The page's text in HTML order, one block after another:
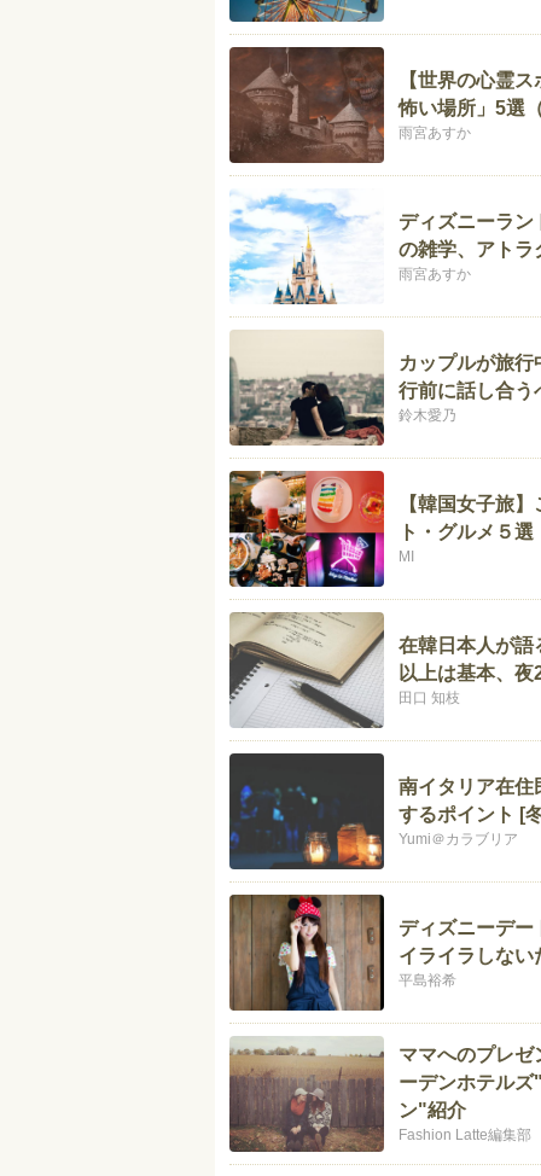
【世界の心霊
怖い場所」5選
雨宮あすか
ディズニーラン
の雑学、アトラ
雨宮あすか
カップルが旅
行前に話し合う
鈴木愛乃
【韓国女子旅
ト・グルメ５
MI
在韓日本人が語
以上は基本、
田口 知枝
南イタリア在住
するポイント [
Yumi＠カラブリア
ディズニーデ
イライラしない
平島裕希
ママへのプレゼ
ーデンホテル
ン"紹介
Fashion Latte編集部